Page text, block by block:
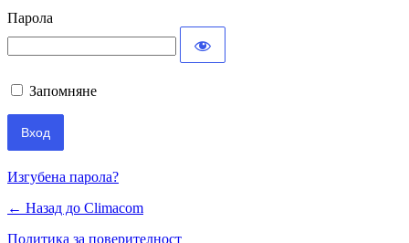
Парола
Запомняне
Изгубена парола?
← Назад до Climacom
Политика за поверителност